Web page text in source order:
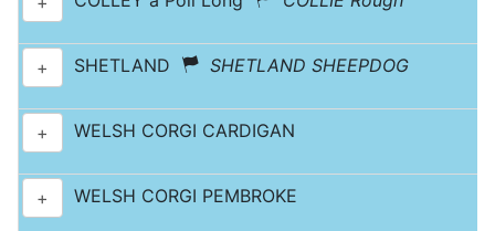
+ SHETLAND SHETLAND SHEEPDOG
+ WELSH CORGI CARDIGAN
+ WELSH CORGI PEMBROKE